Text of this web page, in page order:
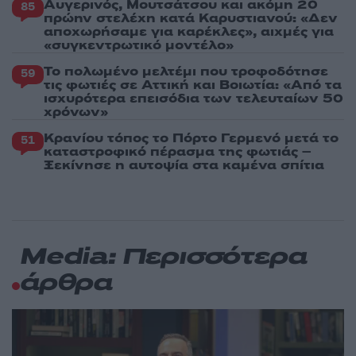
85 Αυγερινός, Μουτσάτσου και ακόμη 20
πρώην στελέχη κατά Καρυστιανού: «Δεν
αποχωρήσαμε για καρέκλες», αιχμές για
«συγκεντρωτικό μοντέλο»
59 Το πολωμένο μελτέμι που τροφοδότησε
τις φωτιές σε Αττική και Βοιωτία: «Από τα
ισχυρότερα επεισόδια των τελευταίων 50
χρόνων»
51 Κρανίου τόπος το Πόρτο Γερμενό μετά το
καταστροφικό πέρασμα της φωτιάς –
Ξεκίνησε η αυτοψία στα καμένα σπίτια
Media: Περισσότερα
άρθρα